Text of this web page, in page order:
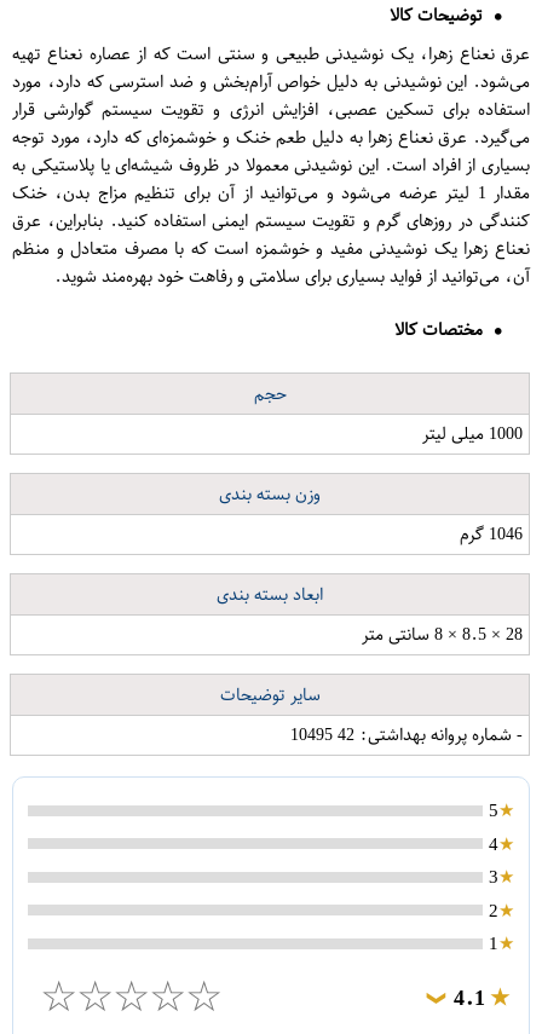
توضیحات کالا
عرق نعناع زهرا، یک نوشیدنی طبیعی و سنتی است که از عصاره نعناع تهیه
می‌شود. این نوشیدنی به دلیل خواص آرام‌بخش و ضد استرسی که دارد، مورد
استفاده برای تسکین عصبی، افزایش انرژی و تقویت سیستم گوارشی قرار
می‌گیرد. عرق نعناع زهرا به دلیل طعم خنک و خوشمزه‌ای که دارد، مورد توجه
بسیاری از افراد است. این نوشیدنی معمولا در ظروف شیشه‌ای یا پلاستیکی به
مقدار 1 لیتر عرضه می‌شود و می‌توانید از آن برای تنظیم مزاج بدن، خنک
کنندگی در روزهای گرم و تقویت سیستم ایمنی استفاده کنید. بنابراین، عرق
نعناع زهرا یک نوشیدنی مفید و خوشمزه است که با مصرف متعادل و منظم
آن، می‌توانید از فواید بسیاری برای سلامتی و رفاهت خود بهره‌مند شوید.
مختصات کالا
حجم
1000 میلی لیتر
وزن بسته بندی
1046 گرم
ابعاد بسته بندی
28 × 8.5 × 8 سانتی متر
سایر توضیحات
- شماره پروانه بهداشتی: 42 10495
5
4
3
2
1
4.1
❯
☆
☆
☆
☆
☆